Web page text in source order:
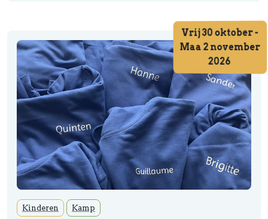
Kinderen Kamp
Vrij 30 oktober -
Maa 2 november
2026